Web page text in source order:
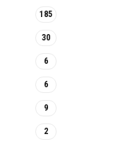
185
30
6
6
9
2